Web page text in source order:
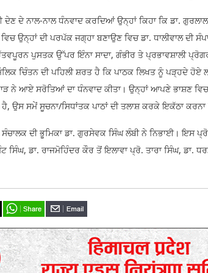
ਦੇ ਨਾਲ-ਨਾਲ ਧੰਨਵਾਦ ਕਰਦਿਆਂ ਉਨ੍ਹਾਂ ਕਿਹਾ ਕਿ ਡਾ.
ਉਨ੍ਹਾਂ ਦੀ ਪਰਪੱਕ ਜਗ੍ਹਾ ਬਣਾਉਣ ਵਿਚ ਡਾ. ਧਾਲੀਵਾਲ ਦੀ
ਪੁਸਤਕ ਉੱਪਰ ਇੰਨਾ ਸਾਦਾ, ਗੰਭੀਰ ਤੇ ਪ੍ਰਭਾਵਸ਼ਾਲੀ
ਚਿੰਤਨ ਦੀ ਪਹਿਲੀ ਸ਼ਰਤ ਹੈ ਕਿ ਪਾਠਕ ਲਿਖਤ ਨੂੰ ਪੜ੍ਹਦੇ
ਨੇ ਆਏ ਸਰੋਤਿਆਂ ਦਾ ਧੰਨਵਾਦ ਕੀਤਾ। ਉਨ੍ਹਾਂ ਆਪਣੇ ਭਾਸ਼ਣ
ਉਸ ਸਮੇਂ ਸੂਚਨਾ/ਸਿਧਾਂਤਕ ਪਾਠਾਂ ਦੀ ਤਲਾਸ਼ ਕਰਕੇ ਇਕੱਠਾ
ਦੀ ਭੂਮਿਕਾ ਡਾ. ਗੁਰਸੇਵਕ ਸਿੰਘ ਲੰਬੀ ਨੇ ਨਿਭਾਈ। ਇਸ
ਸਿੰਘ, ਡਾ. ਰਾਜਮੋਹਿੰਦਰ ਕੌਰ ਤੋਂ ਇਲਾਵਾ ਪ੍ਰੋ. ਤਾਰਾ ਸਿੰਘ, ਡਾ.